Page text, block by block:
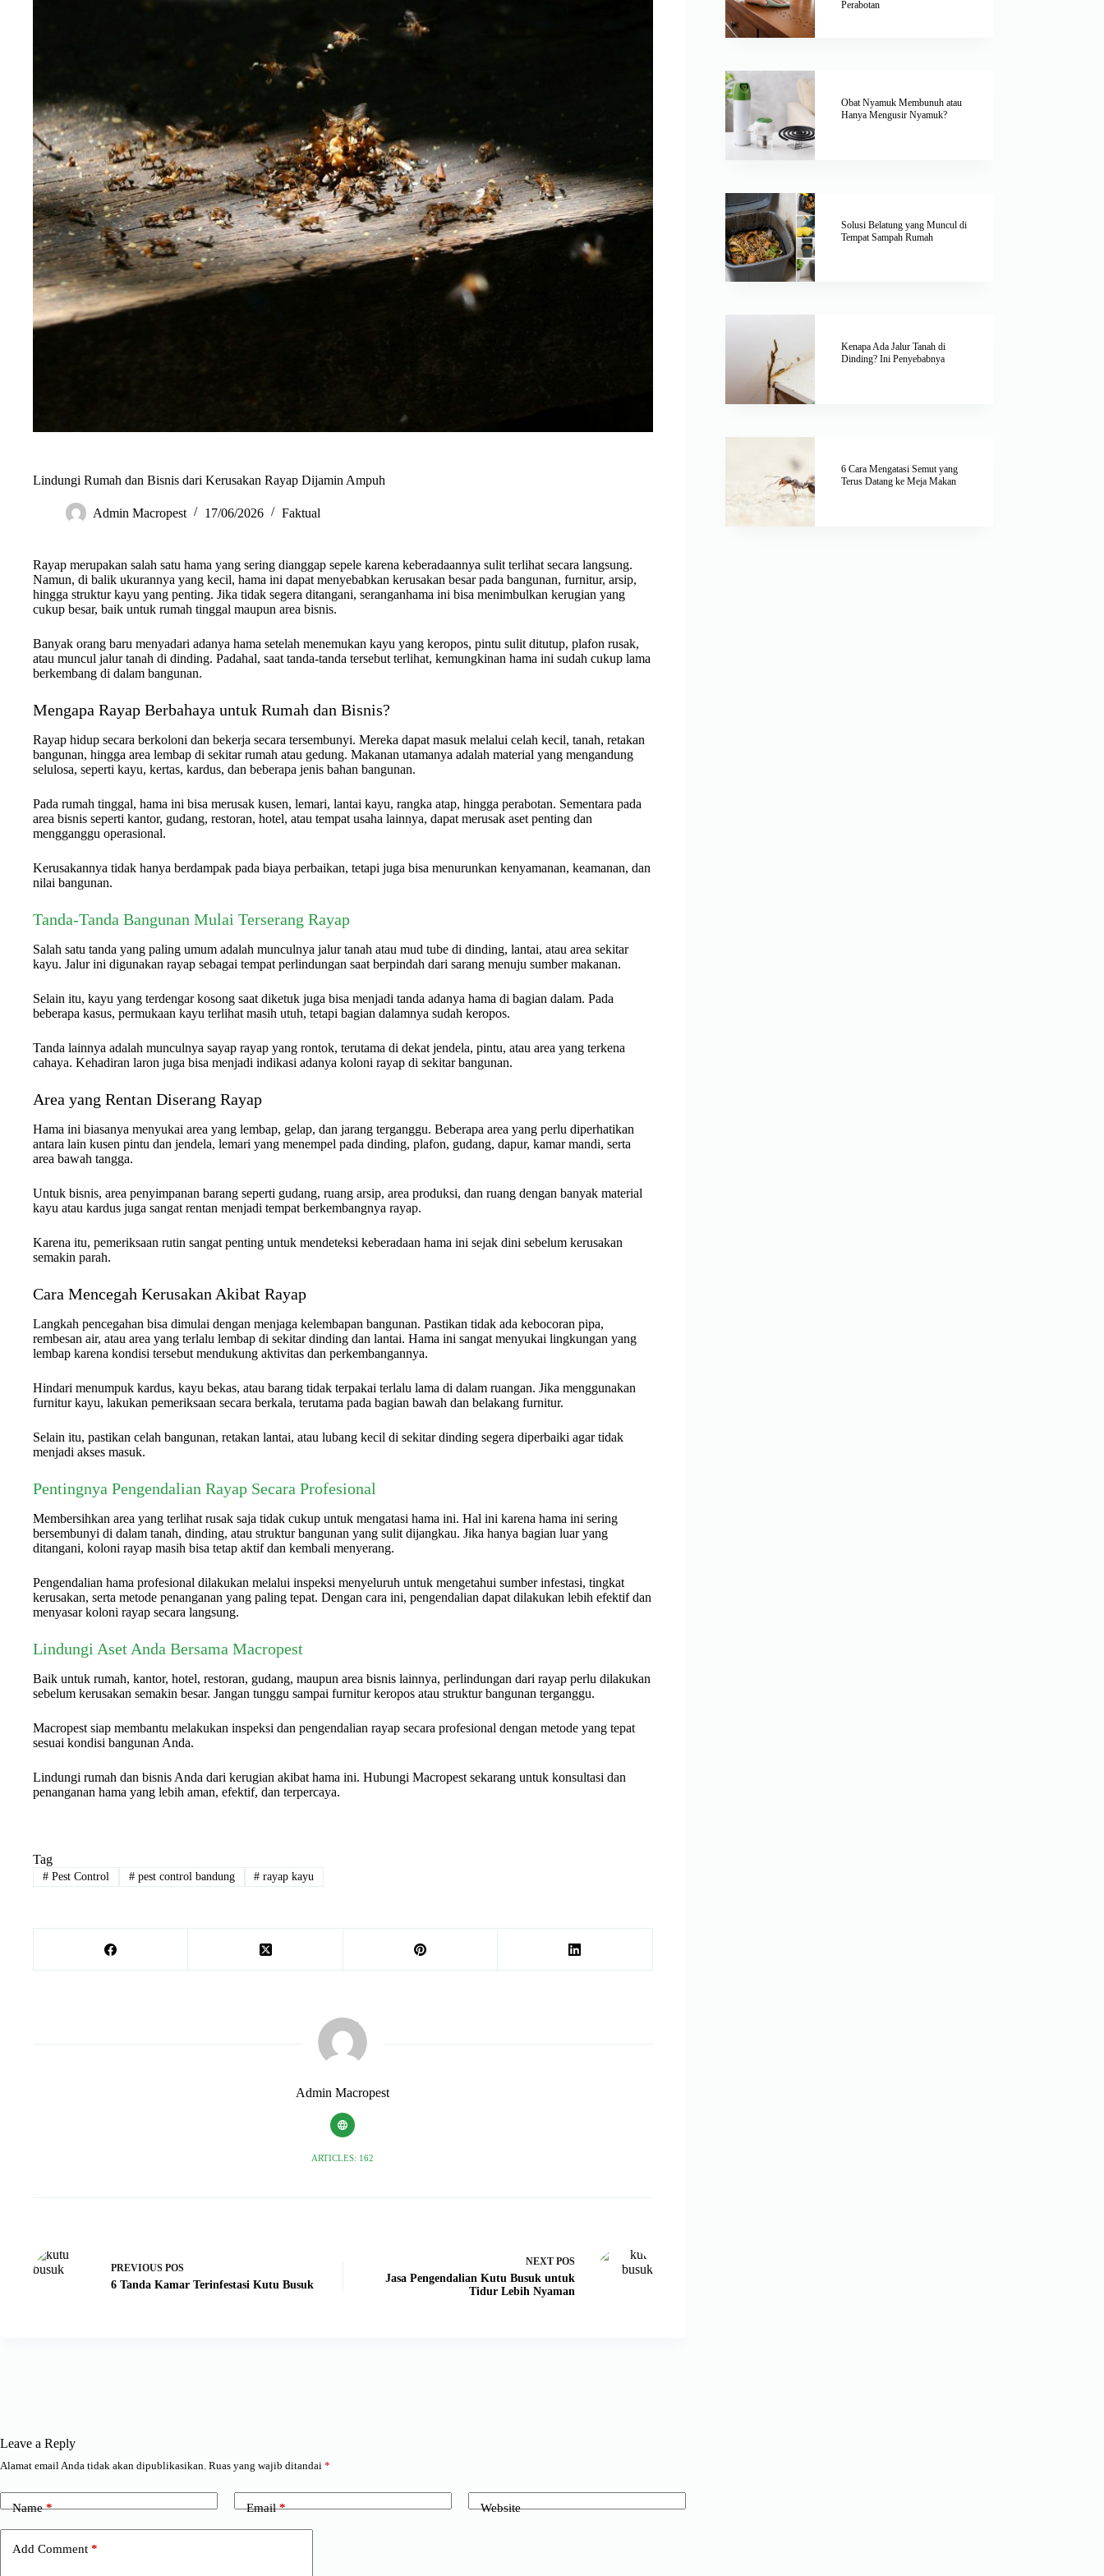
Lindungi Rumah dan Bisnis dari Kerusakan Rayap Dijamin Ampuh
Admin Macropest 17/06/2026 Faktual
Rayap merupakan salah satu hama yang sering dianggap sepele karena keberadaannya sulit terlihat secara langsung.
Namun, di balik ukurannya yang kecil, hama ini dapat menyebabkan kerusakan besar pada bangunan, furnitur, arsip,
hingga struktur kayu yang penting. Jika tidak segera ditangani, seranganhama ini bisa menimbulkan kerugian yang
cukup besar, baik untuk rumah tinggal maupun area bisnis.
Banyak orang baru menyadari adanya hama setelah menemukan kayu yang keropos, pintu sulit ditutup, plafon rusak,
atau muncul jalur tanah di dinding. Padahal, saat tanda-tanda tersebut terlihat, kemungkinan hama ini sudah cukup lama
berkembang di dalam bangunan.
Mengapa Rayap Berbahaya untuk Rumah dan Bisnis?
Rayap hidup secara berkoloni dan bekerja secara tersembunyi. Mereka dapat masuk melalui celah kecil, tanah, retakan
bangunan, hingga area lembap di sekitar rumah atau gedung. Makanan utamanya adalah material yang mengandung
selulosa, seperti kayu, kertas, kardus, dan beberapa jenis bahan bangunan.
Pada rumah tinggal, hama ini bisa merusak kusen, lemari, lantai kayu, rangka atap, hingga perabotan. Sementara pada
area bisnis seperti kantor, gudang, restoran, hotel, atau tempat usaha lainnya, dapat merusak aset penting dan
mengganggu operasional.
Kerusakannya tidak hanya berdampak pada biaya perbaikan, tetapi juga bisa menurunkan kenyamanan, keamanan, dan
nilai bangunan.
Tanda-Tanda Bangunan Mulai Terserang Rayap
Salah satu tanda yang paling umum adalah munculnya jalur tanah atau mud tube di dinding, lantai, atau area sekitar
kayu. Jalur ini digunakan rayap sebagai tempat perlindungan saat berpindah dari sarang menuju sumber makanan.
Selain itu, kayu yang terdengar kosong saat diketuk juga bisa menjadi tanda adanya hama di bagian dalam. Pada
beberapa kasus, permukaan kayu terlihat masih utuh, tetapi bagian dalamnya sudah keropos.
Tanda lainnya adalah munculnya sayap rayap yang rontok, terutama di dekat jendela, pintu, atau area yang terkena
cahaya. Kehadiran laron juga bisa menjadi indikasi adanya koloni rayap di sekitar bangunan.
Area yang Rentan Diserang Rayap
Hama ini biasanya menyukai area yang lembap, gelap, dan jarang terganggu. Beberapa area yang perlu diperhatikan
antara lain kusen pintu dan jendela, lemari yang menempel pada dinding, plafon, gudang, dapur, kamar mandi, serta
area bawah tangga.
Untuk bisnis, area penyimpanan barang seperti gudang, ruang arsip, area produksi, dan ruang dengan banyak material
kayu atau kardus juga sangat rentan menjadi tempat berkembangnya rayap.
Karena itu, pemeriksaan rutin sangat penting untuk mendeteksi keberadaan hama ini sejak dini sebelum kerusakan
semakin parah.
Cara Mencegah Kerusakan Akibat Rayap
Langkah pencegahan bisa dimulai dengan menjaga kelembapan bangunan. Pastikan tidak ada kebocoran pipa,
rembesan air, atau area yang terlalu lembap di sekitar dinding dan lantai. Hama ini sangat menyukai lingkungan yang
lembap karena kondisi tersebut mendukung aktivitas dan perkembangannya.
Hindari menumpuk kardus, kayu bekas, atau barang tidak terpakai terlalu lama di dalam ruangan. Jika menggunakan
furnitur kayu, lakukan pemeriksaan secara berkala, terutama pada bagian bawah dan belakang furnitur.
Selain itu, pastikan celah bangunan, retakan lantai, atau lubang kecil di sekitar dinding segera diperbaiki agar tidak
menjadi akses masuk.
Pentingnya Pengendalian Rayap Secara Profesional
Membersihkan area yang terlihat rusak saja tidak cukup untuk mengatasi hama ini. Hal ini karena hama ini sering
bersembunyi di dalam tanah, dinding, atau struktur bangunan yang sulit dijangkau. Jika hanya bagian luar yang
ditangani, koloni rayap masih bisa tetap aktif dan kembali menyerang.
Pengendalian hama profesional dilakukan melalui inspeksi menyeluruh untuk mengetahui sumber infestasi, tingkat
kerusakan, serta metode penanganan yang paling tepat. Dengan cara ini, pengendalian dapat dilakukan lebih efektif dan
menyasar koloni rayap secara langsung.
Lindungi Aset Anda Bersama Macropest
Baik untuk rumah, kantor, hotel, restoran, gudang, maupun area bisnis lainnya, perlindungan dari rayap perlu dilakukan
sebelum kerusakan semakin besar. Jangan tunggu sampai furnitur keropos atau struktur bangunan terganggu.
Macropest siap membantu melakukan inspeksi dan pengendalian rayap secara profesional dengan metode yang tepat
sesuai kondisi bangunan Anda.
Lindungi rumah dan bisnis Anda dari kerugian akibat hama ini. Hubungi Macropest sekarang untuk konsultasi dan
penanganan hama yang lebih aman, efektif, dan terpercaya.
Tag
#Pest Control #pest control bandung # rayap kayu
Admin Macropest
ARTICLES: 162
PREVIOUS POS
6 Tanda Kamar Terinfestasi Kutu Busuk
NEXT POS
Jasa Pengendalian Kutu Busuk untuk
Tidur Lebih Nyaman
Perabotan
Obat Nyamuk Membunuh atau
Hanya Mengusir Nyamuk?
Solusi Belatung yang Muncul di
Tempat Sampah Rumah
Kenapa Ada Jalur Tanah di
Dinding? Ini Penyebabnya
6 Cara Mengatasi Semut yang
Terus Datang ke Meja Makan
Leave a Reply
Alamat email Anda tidak akan dipublikasikan. Ruas yang wajib ditandai *
Name* Email* Website
Add Comment *